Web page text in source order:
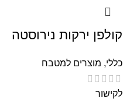
קולפן ירקות נירוסטה
כללי, מוצרים למטבח
לקישור